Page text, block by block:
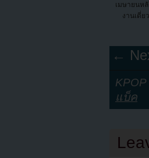
เมษายนห
งานเดี่ย
←
แบ็ค